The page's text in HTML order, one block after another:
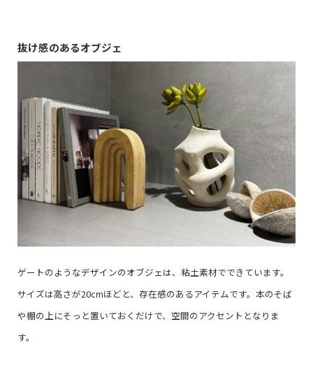
抜け感のあるオブジェ
ゲートのようなデザインのオブジェは、粘土素材でできています。
サイズは高さが20cmほどと、存在感のあるアイテムです。本のそば
や棚の上にそっと置いておくだけで、空間のアクセントとなりま
す。